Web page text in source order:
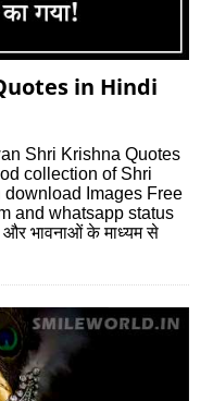
in Hindi
Shri Krishna Quotes
collection of Shri
Images Free
and whatsapp status
और भावनाओं के माध्यम से